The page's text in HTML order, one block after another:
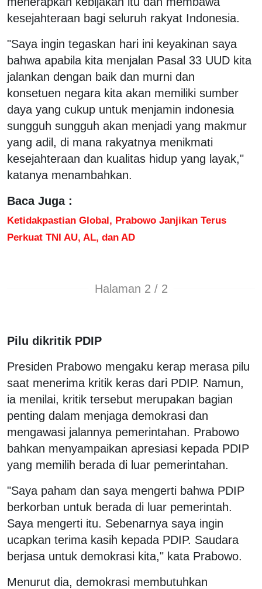
kesejahteraan bagi seluruh rakyat Indonesia.
"Saya ingin tegaskan hari ini keyakinan saya
bahwa apabila kita menjalan Pasal 33 UUD kita
jalankan dengan baik dan murni dan
konsetuen negara kita akan memiliki sumber
daya yang cukup untuk menjamin indonesia
sungguh sungguh akan menjadi yang makmur
yang adil, di mana rakyatnya menikmati
kesejahteraan dan kualitas hidup yang layak,"
katanya menambahkan.
Baca Juga :
Ketidakpastian Global, Prabowo Janjikan Terus
Perkuat TNI AU, AL, dan AD
Halaman 2 / 2
Pilu dikritik PDIP
Presiden Prabowo mengaku kerap merasa pilu
saat menerima kritik keras dari PDIP. Namun,
ia menilai, kritik tersebut merupakan bagian
penting dalam menjaga demokrasi dan
mengawasi jalannya pemerintahan. Prabowo
bahkan menyampaikan apresiasi kepada PDIP
yang memilih berada di luar pemerintahan.
"Saya paham dan saya mengerti bahwa PDIP
berkorban untuk berada di luar pemerintah.
Saya mengerti itu. Sebenarnya saya ingin
ucapkan terima kasih kepada PDIP. Saudara
berjasa untuk demokrasi kita," kata Prabowo.
Menurut dia, demokrasi membutuhkan